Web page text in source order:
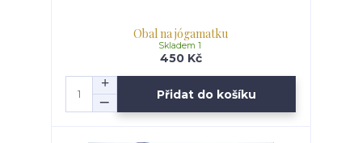
Obal na jógamatku
450 Kč
Skladem 1
Přidat do košíku